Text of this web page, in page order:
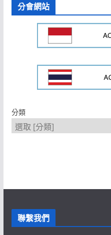
分會網站
分類
聯繫我們